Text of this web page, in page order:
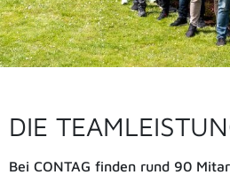
DIE
Bei CONTAG finden rund 90